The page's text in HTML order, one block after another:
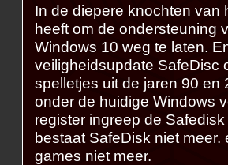
In de diepere knochten van
heeft om de ondersteuning
Windows 10 weg te laten.
veiligheidsupdate SafeDisc
spelletjes uit de jaren 90 en
onder de huidige Windows
register ingreep de
bestaat SafeDisk niet
games niet meer.